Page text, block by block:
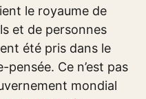
le royaume de
et de personnes
été pris dans le
Ce n’est pas
mondial